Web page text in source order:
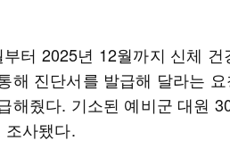
터 2025년 12월까지 신체 건
해 진단서를 발급해 달라는
해줬다. 기소된 예비군 대원
조사됐다.